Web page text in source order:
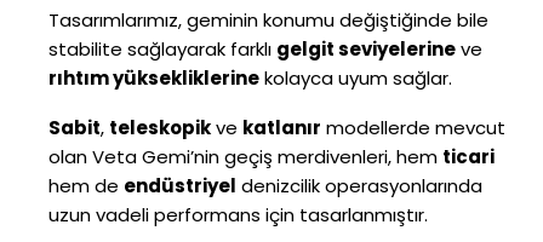
Tasarımlarımız, geminin konumu değiştiğinde bile
stabilite sağlayarak farklı gelgit seviyelerineve
rıhtım yüksekliklerinekolayca uyum sağlar.
Sabit, teleskopikve katlanır modellerde mevcut
olan Veta Gemi’nin geçiş merdivenleri, hem ticari
hem de endüstriyel denizcilik operasyonlarında
uzun vadeli performans için tasarlanmıştır.